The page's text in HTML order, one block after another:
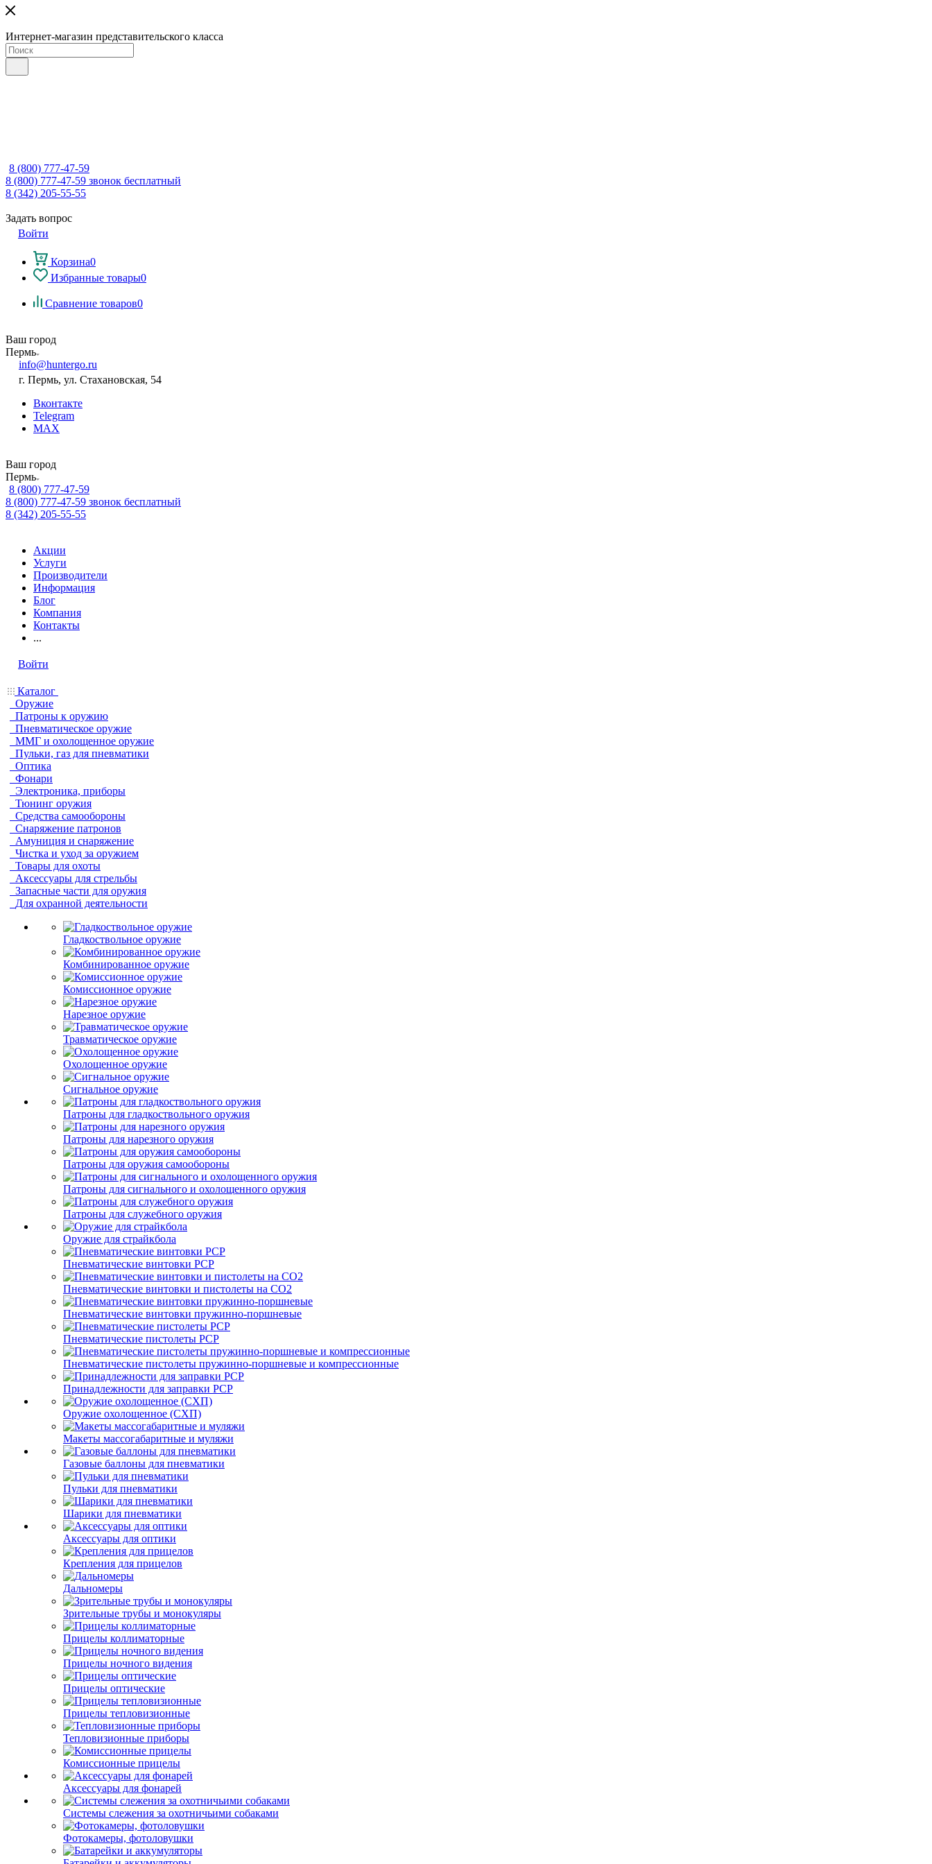
Интернет-магазин представительского класса
8 (800) 777-47-59
8 (800) 777-47-59 звонок бесплатный
8 (342) 205-55-55
Задать вопрос
Войти
Корзина0
Избранные товары0
Сравнение товаров0
Ваш город
Пермь
info@huntergo.ru
г. Пермь, ул. Стахановская, 54
Вконтакте
Telegram
MAX
Ваш город
Пермь
8 (800) 777-47-59
8 (800) 777-47-59 звонок бесплатный
8 (342) 205-55-55
Акции
Услуги
Производители
Информация
Блог
Компания
Контакты
...
Войти
Каталог
Оружие
Патроны к оружию
Пневматическое оружие
ММГ и охолощенное оружие
Пульки, газ для пневматики
Оптика
Фонари
Электроника, приборы
Тюнинг оружия
Средства самообороны
Снаряжение патронов
Амуниция и снаряжение
Чистка и уход за оружием
Товары для охоты
Аксессуары для стрельбы
Запасные части для оружия
Для охранной деятельности
Гладкоствольное оружие
Комбинированное оружие
Комиссионное оружие
Нарезное оружие
Травматическое оружие
Охолощенное оружие
Сигнальное оружие
Патроны для гладкоствольного оружия
Патроны для нарезного оружия
Патроны для оружия самообороны
Патроны для сигнального и охолощенного оружия
Патроны для служебного оружия
Оружие для страйкбола
Пневматические винтовки PCP
Пневматические винтовки и пистолеты на CO2
Пневматические винтовки пружинно-поршневые
Пневматические пистолеты PCP
Пневматические пистолеты пружинно-поршневые и компрессионные
Принадлежности для заправки PCP
Оружие охолощенное (СХП)
Макеты массогабаритные и муляжи
Газовые баллоны для пневматики
Пульки для пневматики
Шарики для пневматики
Аксессуары для оптики
Крепления для прицелов
Дальномеры
Зрительные трубы и монокуляры
Прицелы коллиматорные
Прицелы ночного видения
Прицелы оптические
Прицелы тепловизионные
Тепловизионные приборы
Комиссионные прицелы
Аксессуары для фонарей
Системы слежения за охотничьими собаками
Фотокамеры, фотоловушки